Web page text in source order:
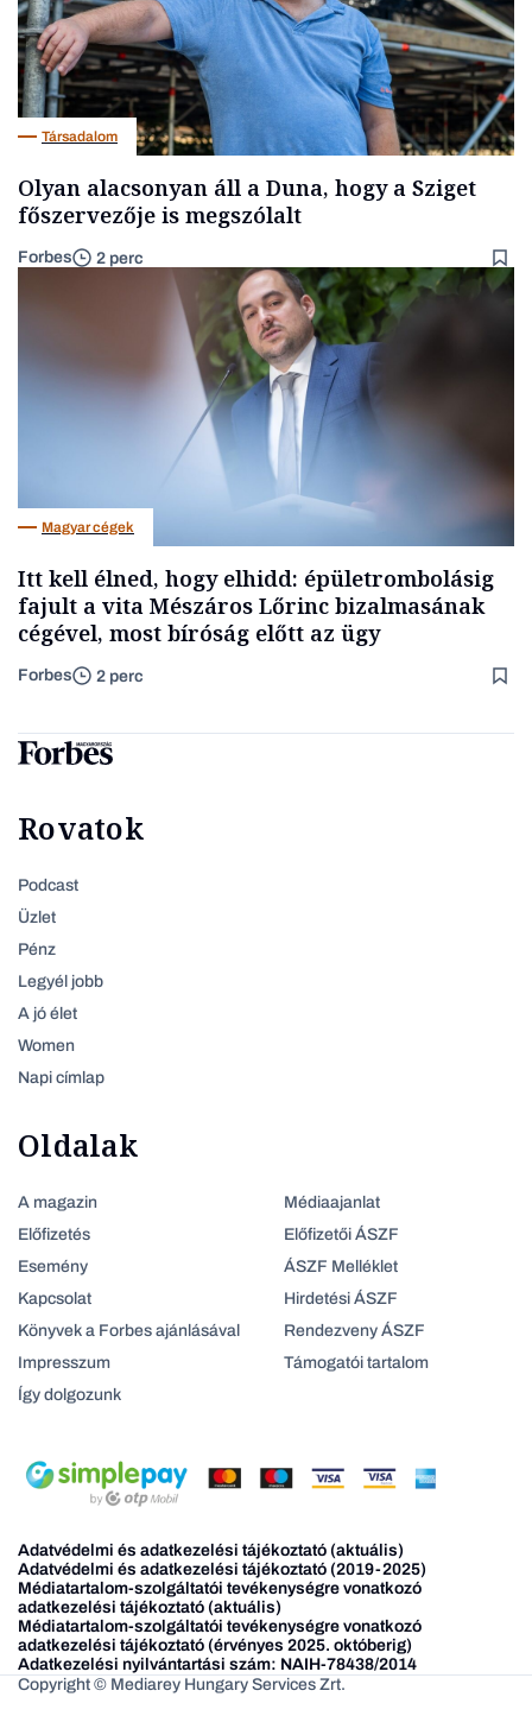
Társadalom
Olyan alacsonyan áll a Duna, hogy a Sziget
főszervezője is megszólalt
Forbes 2 perc
Magyar cégek
Itt kell élned, hogy elhidd: épületrombolásig
fajult a vita Mészáros Lőrinc bizalmasának
cégével, most bíróság előtt az ügy
Forbes 2 perc
Rovatok
Podcast
Üzlet
Pénz
Legyél jobb
A jó élet
Women
Napi címlap
Oldalak
A magazin
Előfizetés
Esemény
Kapcsolat
Könyvek a Forbes ajánlásával
Impresszum
Így dolgozunk
Médiaajanlat
Előfizetői ÁSZF
ÁSZF Melléklet
Hirdetési ÁSZF
Rendezveny ÁSZF
Támogatói tartalom
Adatvédelmi és adatkezelési tájékoztató (aktuális)
Adatvédelmi és adatkezelési tájékoztató (2019-2025)
Médiatartalom-szolgáltatói tevékenységre vonatkozó
adatkezelési tájékoztató (aktuális)
Médiatartalom-szolgáltatói tevékenységre vonatkozó
adatkezelési tájékoztató (érvényes 2025. októberig)
Adatkezelési nyilvántartási szám: NAIH-78438/2014
Copyright © Mediarey Hungary Services Zrt.